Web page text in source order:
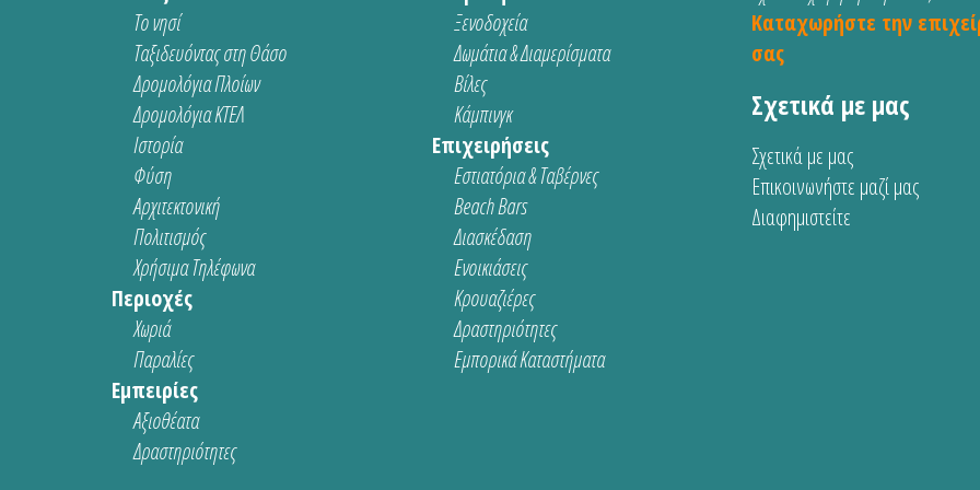
Το νησί
Ταξιδευόντας στη Θάσο
Δρομολόγια Πλοίων
Δρομολόγια ΚΤΕΛ
Ιστορία
Φύση
Αρχιτεκτονική
Πολιτισμός
Χρήσιμα Τηλέφωνα
Περιοχές
Χωριά
Παραλίες
Εμπειρίες
Αξιοθέατα
Δραστηριότητες
Ξενοδοχεία
Δωμάτια & Διαμερίσματα
Βίλες
Κάμπινγκ
Επιχειρήσεις
Εστιατόρια & Ταβέρνες
Beach Bars
Διασκέδαση
Ενοικιάσεις
Κρουαζιέρες
Δραστηριότητες
Εμπορικά Καταστήματα
Καταχωρήστε την
σας
Σχετικά με μας
Σχετικά με μας
Επικοινωνήστε μαζί μας
Διαφημιστείτε